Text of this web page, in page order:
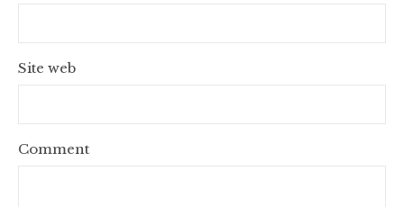
Site web
Comment